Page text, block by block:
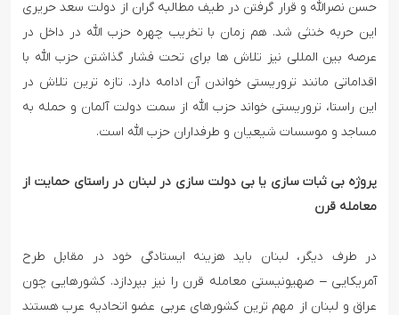
حسن نصرالله و قرار گرفتن در طیف مطالبه گران از دولت سعد حریری
این حربه خنثی شد. هم زمان با تخریب چهره حزب الله در داخل در
عرصه بین المللی نیز تلاش ها برای تحت فشار گذاشتن حزب الله با
اقداماتی مانند تروریستی خواندن آن ادامه دارد. تازه ترین تلاش در
این راستا، تروریستی خواند حزب الله از سمت دولت آلمان و حمله به
مساجد و موسسات شیعیان و طرفداران حزب الله است.
پروژه بی ثبات سازی یا بی دولت سازی در لبنان در راستای حمایت از
معامله قرن
در طرف دیگر، لبنان باید هزینه ایستادگی خود در مقابل طرح
آمریکایی – صهیونیستی معامله قرن را نیز بپردازد. کشورهایی چون
عراق و لبنان از مهم ترین کشورهای عربی عضو اتحادیه عرب هستند